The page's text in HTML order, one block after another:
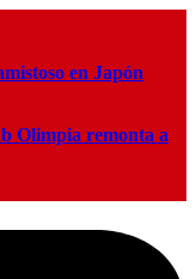
en Japón
Olimpia remonta a